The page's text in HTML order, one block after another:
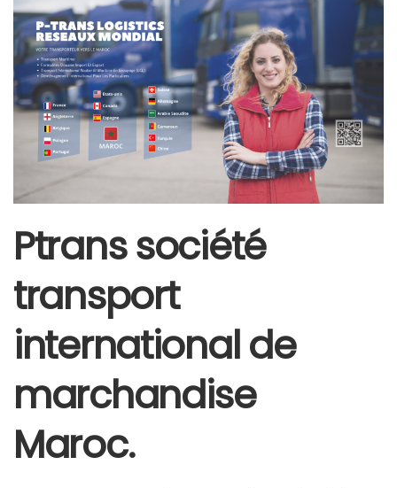
Ptrans société
transport
international de
marchandise
Maroc.